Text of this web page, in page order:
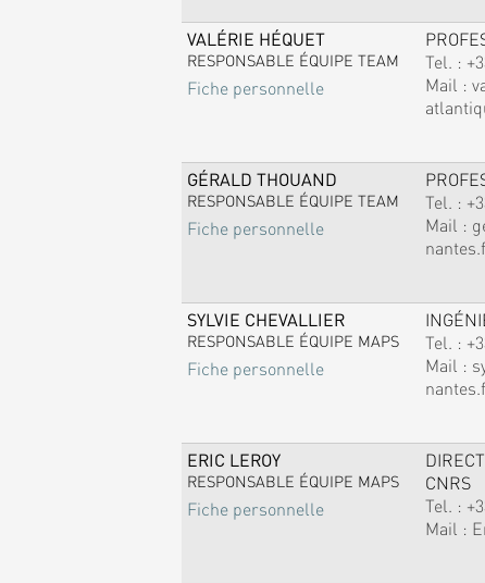
VALÉRIE HÉQUET
RESPONSABLE ÉQUIPE TEAM
Fiche personnelle
Tel. :
Mail :
GÉRALD THOUAND
RESPONSABLE ÉQUIPE TEAM
Fiche personnelle
Tel. :
Mail :
SYLVIE CHEVALLIER
RESPONSABLE ÉQUIPE MAPS
Fiche personnelle
Tel. :
Mail :
ERIC LEROY
RESPONSABLE ÉQUIPE MAPS
Fiche personnelle
CNRS
Tel. :
Mail :